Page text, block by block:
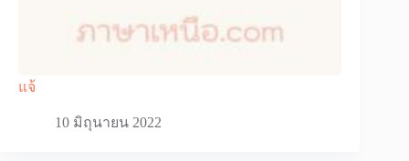
แจ้
10 มิถุนายน 2022